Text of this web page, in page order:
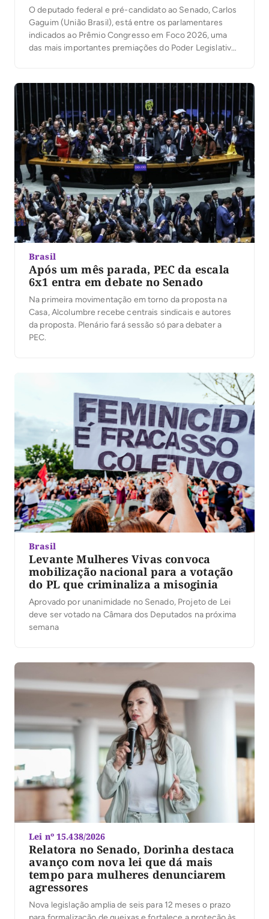
O deputado federal e pré-candidato ao Senado, Carlos
Gaguim (União Brasil), está entre os parlamentares
indicados ao Prêmio Congresso em Foco 2026, uma
das mais importantes premiações do Poder Legislativo
escolha dos deputados e senadores que mais se
destacaram no […]
Brasil
Após um mês parada, PEC da escala
6x1 entra em debate no Senado
Na primeira movimentação em torno da proposta na
Casa, Alcolumbre recebe centrais sindicais e autores
da proposta. Plenário fará sessão só para debater a
PEC.
Brasil
Levante Mulheres Vivas convoca
mobilização nacional para a votação
do PL que criminaliza a misoginia
Aprovado por unanimidade no Senado, Projeto de Lei
deve ser votado na Câmara dos Deputados na próxima
semana
Lei nº 15.438/2026
Relatora no Senado, Dorinha destaca
avanço com nova lei que dá mais
tempo para mulheres denunciarem
agressores
Nova legislação amplia de seis para 12 meses o prazo